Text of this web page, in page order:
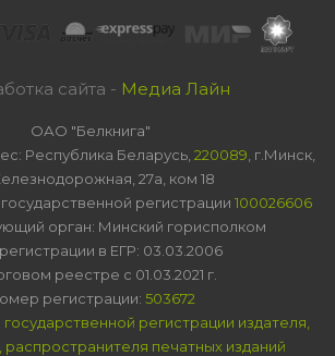
сайта - Медиа Лайн
ОАО "Белкнига"
Республика Беларусь, 220089 , г.Минск,
27а, ком 18
регистрации 100026606
орган: Минский горисполком
в ЕГР: 03.03.2006
реестре с 01.03.2021 г.
регистрации: 503672
регистрации издателя,
распространителя печатных изданий